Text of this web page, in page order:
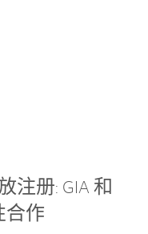
注册: GIA 和
合作